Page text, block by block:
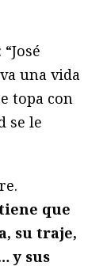
una vida
topa con
se le
que
su traje,
y sus